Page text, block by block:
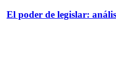
El poder de legislar: